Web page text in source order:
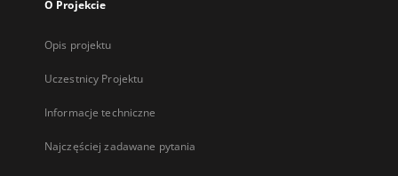
O Projekcie
Opis projektu
Uczestnicy Projektu
Informacje techniczne
Najczęściej zadawane pytania